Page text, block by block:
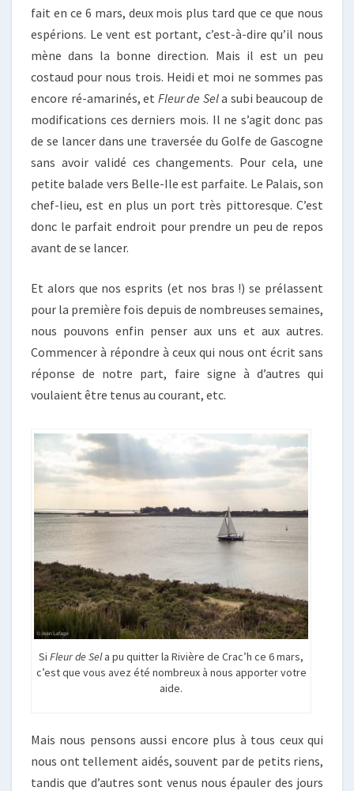
fait en ce 6 mars, deux mois plus tard que ce que nous
espérions. Le vent est portant, c’est-à-dire qu’il nous
mène dans la bonne direction. Mais il est un peu
costaud pour nous trois. Heidi et moi ne sommes pas
encore ré-amarinés, et Fleur de Sela subi beaucoup de
modifications ces derniers mois. Il ne s’agit donc pas
de se lancer dans une traversée du Golfe de Gascogne
sans avoir validé ces changements. Pour cela, une
petite balade vers Belle-Ile est parfaite. Le Palais, son
chef-lieu, est en plus un port très pittoresque. C’est
donc le parfait endroit pour prendre un peu de repos
avant de se lancer.
Et alors que nos esprits (et nos bras !) se prélassent
pour la première fois depuis de nombreuses semaines,
nous pouvons enfin penser aux uns et aux autres.
Commencer à répondre à ceux qui nous ont écrit sans
réponse de notre part, faire signe à d’autres qui
voulaient être tenus au courant, etc.
SiFleur de Sela pu quitter la Rivière de Crac’h ce 6 mars,
c’est que vous avez été nombreux à nous apporter votre
aide.
Mais nous pensons aussi encore plus à tous ceux qui
nous ont tellement aidés, souvent par de petits riens,
tandis que d’autres sont venus nous épauler des jours